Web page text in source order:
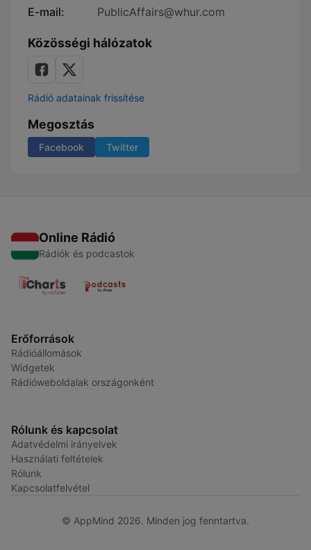
E-mail:
PublicAffairs@whur.com
Közösségi hálózatok
Rádió adatainak frissítése
Megosztás
Facebook Twitter
Online Rádió
Rádiók és podcastok
Erőforrások
Rádióállomások
Widgetek
Rádióweboldalak országonként
Rólunk és kapcsolat
Adatvédelmi irányelvek
Használati feltételek
Rólunk
Kapcsolatfelvétel
© AppMind 2026. Minden jog fenntartva.